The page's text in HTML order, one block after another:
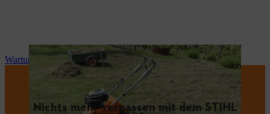
Wartung und Reparatur
Nichts mehr verpassen mit dem STIHL